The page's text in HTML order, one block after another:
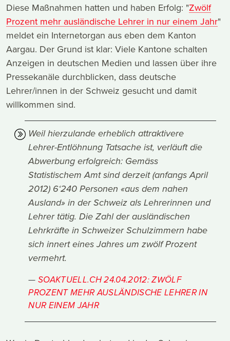
Diese Maßnahmen hatten und haben Erfolg: "Zwölf
Prozent mehr ausländische Lehrer in nur einem Jahr"
meldet ein Internetorgan aus eben dem Kanton
Aargau. Der Grund ist klar: Viele Kantone schalten
Anzeigen in deutschen Medien und lassen über ihre
Pressekanäle durchblicken, dass deutsche
Lehrer/innen in der Schweiz gesucht und damit
willkommen sind.
Weil hierzulande erheblich attraktivere
Lehrer-Entlöhnung Tatsache ist, verläuft die
Abwerbung erfolgreich: Gemäss
Statistischem Amt sind derzeit (anfangs April
2012) 6‘240 Personen «aus dem nahen
Ausland» in der Schweiz als Lehrerinnen und
Lehrer tätig. Die Zahl der ausländischen
Lehrkräfte in Schweizer Schulzimmern habe
sich innert eines Jahres um zwölf Prozent
vermehrt.
SOAKTUELL.CH 24.04.2012: ZWÖLF
PROZENT MEHR AUSLÄNDISCHE LEHRER IN
NUR EINEM JAHR